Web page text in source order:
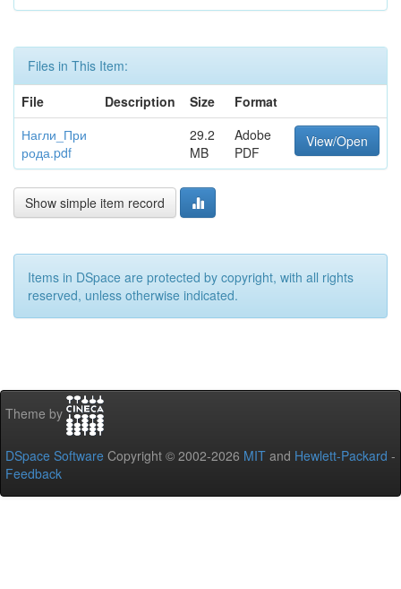
Files in This Item:
File
Description Size
Format
Нагли_При
рода.pdf
29.2
MB
Adobe
PDF
View/Open
Show simple item record
Items in DSpace are protected by copyright, with all rights
reserved, unless otherwise indicated.
Theme by
DSpace Software Copyright © 2002-2026 MIT and Hewlett-Packard -
Feedback